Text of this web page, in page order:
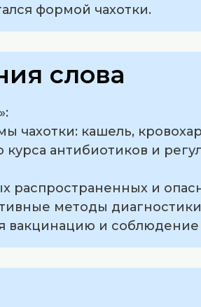
формой чахотки.
слова
чахотки: кашель,
курса антибиотиков и
распространенных и
методы диагностики
вакцинацию и